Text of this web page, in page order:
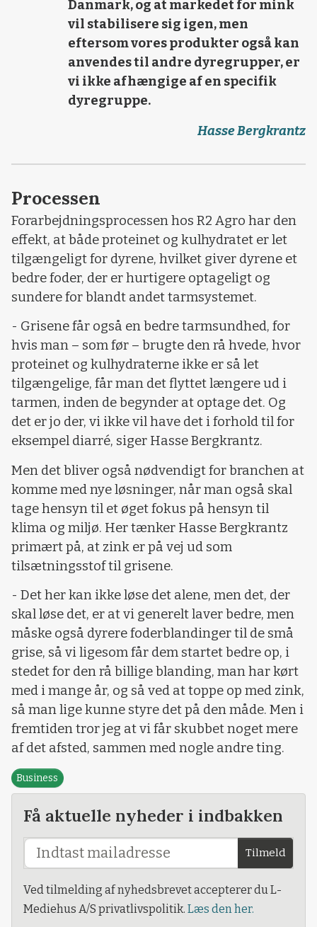
Danmark, og at markedet for mink
vil stabilisere sig igen, men
eftersom vores produkter også kan
anvendes til andre dyregrupper, er
vi ikke afhængige af en specifik
dyregruppe.
Hasse Bergkrantz
Processen
Forarbejdningsprocessen hos R2 Agro har den
effekt, at både proteinet og kulhydratet er let
tilgængeligt for dyrene, hvilket giver dyrene et
bedre foder, der er hurtigere optageligt og
sundere for blandt andet tarmsystemet.
- Grisene får også en bedre tarmsundhed, for
hvis man – som før – brugte den rå hvede, hvor
proteinet og kulhydraterne ikke er så let
tilgængelige, får man det flyttet længere ud i
tarmen, inden de begynder at optage det. Og
det er jo der, vi ikke vil have det i forhold til for
eksempel diarré, siger Hasse Bergkrantz.
Men det bliver også nødvendigt for branchen at
komme med nye løsninger, når man også skal
tage hensyn til et øget fokus på hensyn til
klima og miljø. Her tænker Hasse Bergkrantz
primært på, at zink er på vej ud som
tilsætningsstof til grisene.
- Det her kan ikke løse det alene, men det, der
skal løse det, er at vi generelt laver bedre, men
måske også dyrere foderblandinger til de små
grise, så vi ligesom får dem startet bedre op, i
stedet for den rå billige blanding, man har kørt
med i mange år, og så ved at toppe op med zink,
så man lige kunne styre det på den måde. Men i
fremtiden tror jeg at vi får skubbet noget mere
af det afsted, sammen med nogle andre ting.
Business
Få aktuelle nyheder i indbakken
Tilmeld
Ved tilmelding af nyhedsbrevet accepterer du L-
Mediehus A/S privatlivspolitik. Læs den her.